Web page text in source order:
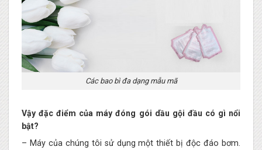
Các bao bì đa dạng mẫu mã
Vậy đặc điểm của máy đóng gói dầu gội đầu có gì nổi
bật?
– Máy của chúng tôi sử dụng một thiết bị độc đáo bơm.